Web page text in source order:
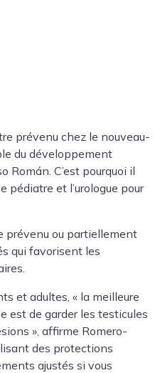
prévenu chez le nouveau-
du développement
Román. C’est pourquoi il
pédiatre et l’urologue pour
prévenu ou partiellement
qui favorisent les
et adultes, « la meilleure
est de garder les testicules
», affirme Romero-
des protections
ajustés si vous